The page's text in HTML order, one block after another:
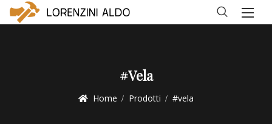
#vela
Home Prodotti #vela